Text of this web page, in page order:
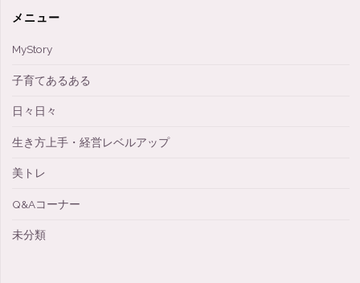
メニュー
MyStory
子育てあるある
日々日々
生き方上手・経営レベルアップ
美トレ
Q&Aコーナー
未分類